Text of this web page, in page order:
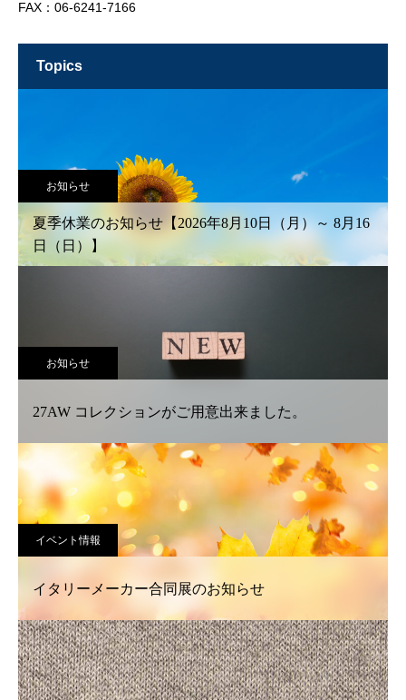
FAX：06-6241-7166
topics
お知らせ
夏季休業のお知らせ【2026年8月10日（月）～ 8月16
日（日）】
お知らせ
27AW コレクションがご用意出来ました。
イベント情報
イタリーメーカー合同展のお知らせ